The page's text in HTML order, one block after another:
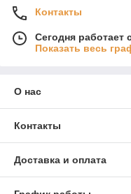
Контакты
Сегодня работает
Показать весь
О нас
Контакты
Доставка и оплата